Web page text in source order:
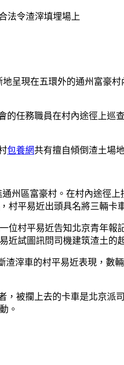
法令渣滓填埋場上
呈現在五環外的通州富豪村
任務職員在村內途徑上巡
包養網共有擅自傾倒渣土場
州區富豪村。在村內途徑上
村平易近出頭具名將三輛卡
位村平易近告知北京青年
近試圖訊問司機建筑渣土的
滓車的村平易近表現，數
，被攔上去的卡車是北京派
。